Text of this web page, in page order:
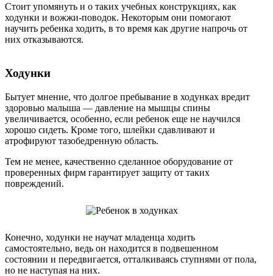
Стоит упомянуть и о таких учебных конструкциях, как
ходунки и вожжи-поводок. Некоторым они помогают
научить ребенка ходить, в то время как другие напрочь от
них отказываются.
Ходунки
Бытует мнение, что долгое пребывание в ходунках вредит
здоровью малыша — давление на мышцы спины
увеличивается, особенно, если ребенок еще не научился
хорошо сидеть. Кроме того, шлейки сдавливают и
атрофируют тазобедренную область.
Тем не менее, качественно сделанное оборудование от
проверенных фирм гарантирует защиту от таких
повреждений.
Конечно, ходунки не научат младенца ходить
самостоятельно, ведь он находится в подвешенном
состоянии и передвигается, отталкиваясь ступнями от пола,
но не наступая на них.